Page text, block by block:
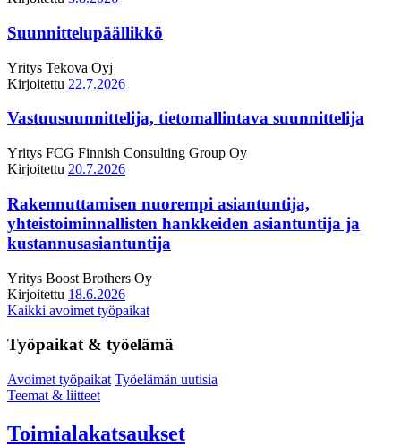
Suunnittelupäällikkö
Yritys Tekova Oyj
Kirjoitettu 22.7.2026
Vastuusuunnittelija, tietomallintava suunnittelija
Yritys FCG Finnish Consulting Group Oy
Kirjoitettu 20.7.2026
Rakennuttamisen nuorempi asiantuntija,
yhteistoiminnallisten hankkeiden asiantuntija ja
kustannusasiantuntija
Yritys Boost Brothers Oy
Kirjoitettu 18.6.2026
Kaikki avoimet työpaikat
Työpaikat & työelämä
Avoimet työpaikat Työelämän uutisia
Teemat & liitteet
Toimialakatsaukset